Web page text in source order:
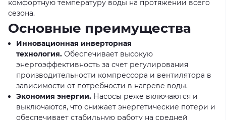
комфортную температуру воды на протяжении всего
сезона.
Основные преимущества
Инновационная инверторная
технология. Обеспечивает высокую
энергоэффективность за счет регулирования
производительности компрессора и вентилятора в
зависимости от потребности в нагреве воды.
Экономия энергии. Насосы реже включаются и
выключаются, что снижает энергетические потери и
обеспечивает стабильную работу на средней